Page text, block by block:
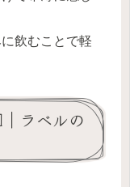
飲むことで軽
ラベルの